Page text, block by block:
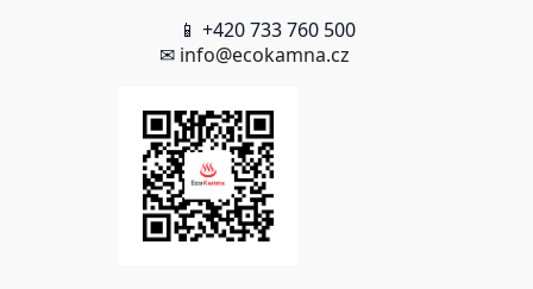
📱 +420 733 760 500
✉ info@ecokamna.cz